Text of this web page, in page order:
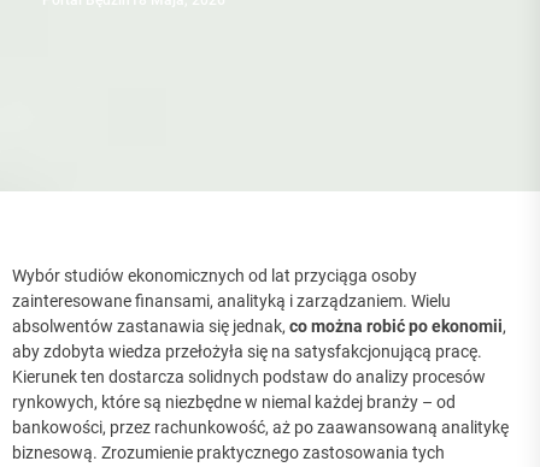
Wybór studiów ekonomicznych od lat przyciąga osoby
zainteresowane finansami, analityką i zarządzaniem. Wielu
absolwentów zastanawia się jednak, co można robić po ekonomii,
aby zdobyta wiedza przełożyła się na satysfakcjonującą pracę.
Kierunek ten dostarcza solidnych podstaw do analizy procesów
rynkowych, które są niezbędne w niemal każdej branży – od
bankowości, przez rachunkowość, aż po zaawansowaną analitykę
biznesową. Zrozumienie praktycznego zastosowania tych